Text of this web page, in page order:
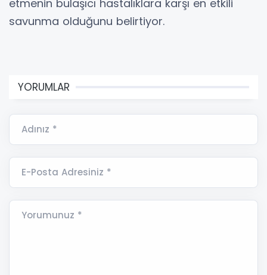
etmenin bulaşıcı hastalıklara karşı en etkili
savunma olduğunu belirtiyor.
YORUMLAR
Adınız *
E-Posta Adresiniz *
Yorumunuz *